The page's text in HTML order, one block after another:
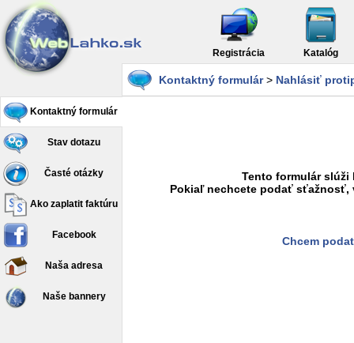
Registrácia Katalóg
Kontaktný formulár
Stav dotazu
Časté otázky
Ako zaplatit faktúru
Facebook
Naša adresa
Naše bannery
Kontaktný formulár> Nahlásiť
Tento formulár
Pokiaľ nechcete podať
Chcem